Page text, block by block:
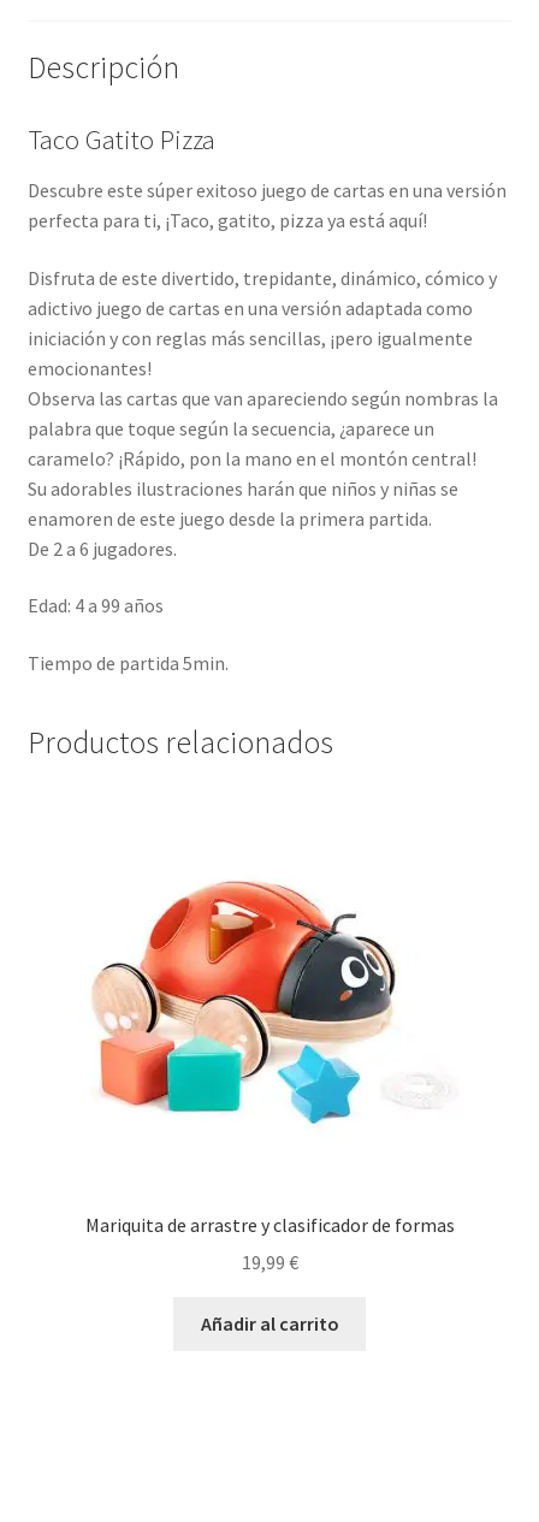
Descripción
Taco Gatito Pizza
Descubre este súper exitoso juego de cartas en una versión
perfecta para ti, ¡Taco, gatito, pizza ya está aquí!
Disfruta de este divertido, trepidante, dinámico, cómico y
adictivo juego de cartas en una versión adaptada como
iniciación y con reglas más sencillas, ¡pero igualmente
emocionantes!
Observa las cartas que van apareciendo según nombras la
palabra que toque según la secuencia, ¿aparece un
caramelo? ¡Rápido, pon la mano en el montón central!
Su adorables ilustraciones harán que niños y niñas se
enamoren de este juego desde la primera partida.
De 2 a 6 jugadores.
Edad: 4 a 99 años
Tiempo de partida 5min.
Productos relacionados
Mariquita de arrastre y clasificador de formas
19,99 €
Añadir al carrito